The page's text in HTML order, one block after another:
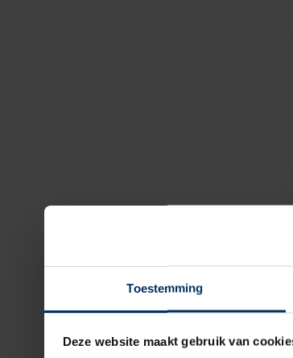
Toestemming
Deze website maakt gebruik van